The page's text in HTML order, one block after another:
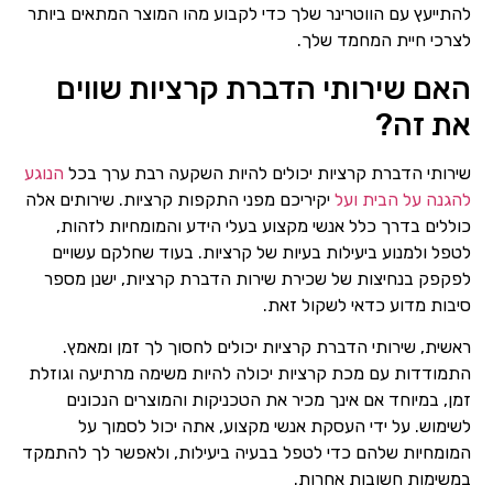
להתייעץ עם הווטרינר שלך כדי לקבוע מהו המוצר המתאים ביותר
לצרכי חיית המחמד שלך.
האם שירותי הדברת קרציות שווים
את זה?
שירותי הדברת קרציות יכולים להיות השקעה רבת ערך בכל הנוגע
להגנה על הבית ועל יקיריכם מפני התקפות קרציות. שירותים אלה
כוללים בדרך כלל אנשי מקצוע בעלי הידע והמומחיות לזהות,
לטפל ולמנוע ביעילות בעיות של קרציות. בעוד שחלקם עשויים
לפקפק בנחיצות של שכירת שירות הדברת קרציות, ישנן מספר
סיבות מדוע כדאי לשקול זאת.
ראשית, שירותי הדברת קרציות יכולים לחסוך לך זמן ומאמץ.
התמודדות עם מכת קרציות יכולה להיות משימה מרתיעה וגוזלת
זמן, במיוחד אם אינך מכיר את הטכניקות והמוצרים הנכונים
לשימוש. על ידי העסקת אנשי מקצוע, אתה יכול לסמוך על
המומחיות שלהם כדי לטפל בבעיה ביעילות, ולאפשר לך להתמקד
במשימות חשובות אחרות.